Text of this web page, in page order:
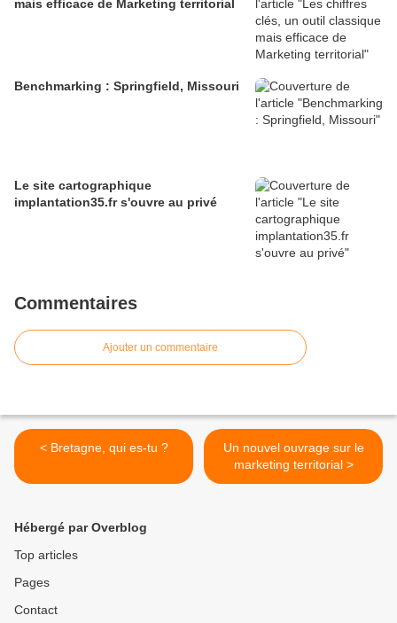
mais efficace de Marketing territorial
Benchmarking : Springfield, Missouri
Le site cartographique
implantation35.fr s'ouvre au privé
Commentaires
Ajouter un commentaire
< Bretagne, qui es-tu ?
Un nouvel ouvrage sur le
marketing territorial >
Hébergé par Overblog
Top articles
Pages
Contact